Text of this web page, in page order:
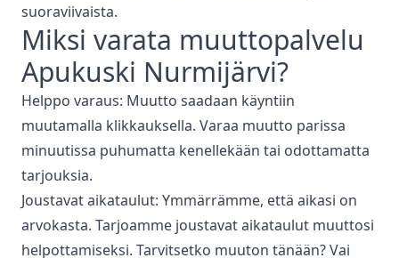
suoraviivaista.
Miksi varata muuttopalvelu
Apukuski Nurmijärvi?
Helppo varaus: Muutto saadaan käyntiin
muutamalla klikkauksella. Varaa muutto parissa
minuutissa puhumatta kenellekään tai odottamatta
tarjouksia.
Joustavat aikataulut: Ymmärrämme, että aikasi on
arvokasta. Tarjoamme joustavat aikataulut muuttosi
helpottamiseksi. Tarvitsetko muuton tänään? Vai